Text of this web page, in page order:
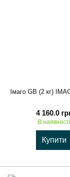
Імаго GВ (2 кг)
4 160.0
В наявності
Купити